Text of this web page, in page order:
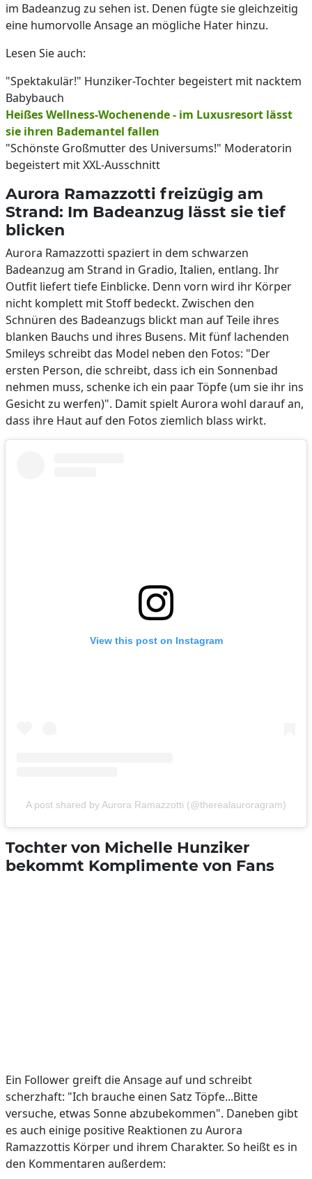
im Badeanzug zu sehen ist. Denen fügte sie gleichzeitig
eine humorvolle Ansage an mögliche Hater hinzu.
Lesen Sie auch:
"Spektakulär!" Hunziker-Tochter begeistert mit nacktem
Babybauch
Heißes Wellness-Wochenende - im Luxusresort lässt
sie ihren Bademantel fallen
"Schönste Großmutter des Universums!" Moderatorin
begeistert mit XXL-Ausschnitt
Aurora Ramazzotti freizügig am
Strand: Im Badeanzug lässt sie tief
blicken
Aurora Ramazzotti spaziert in dem schwarzen
Badeanzug am Strand in Gradio, Italien, entlang. Ihr
Outfit liefert tiefe Einblicke. Denn vorn wird ihr Körper
nicht komplett mit Stoff bedeckt. Zwischen den
Schnüren des Badeanzugs blickt man auf Teile ihres
blanken Bauchs und ihres Busens. Mit fünf lachenden
Smileys schreibt das Model neben den Fotos: "Der
ersten Person, die schreibt, dass ich ein Sonnenbad
nehmen muss, schenke ich ein paar Töpfe (um sie ihr ins
Gesicht zu werfen)". Damit spielt Aurora wohl darauf an,
dass ihre Haut auf den Fotos ziemlich blass wirkt.
View this post on Instagram
A post shared by Aurora Ramazzotti (@therealauroragram)
Tochter von Michelle Hunziker
bekommt Komplimente von Fans
Ein Follower greift die Ansage auf und schreibt
scherzhaft: "Ich brauche einen Satz Töpfe...Bitte
versuche, etwas Sonne abzubekommen". Daneben gibt
es auch einige positive Reaktionen zu Aurora
Ramazzottis Körper und ihrem Charakter. So heißt es in
den Kommentaren außerdem: